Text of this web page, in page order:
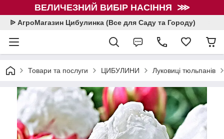
ВЕЛИЧЕЗНИЙ ВИБІР НАСІННЯ ⋙
ᐉ АгроМагазин Цибулинка (Все для Саду та Городу)
Товари та послуги ЦИБУЛИНИ Луковиці тюльпанів